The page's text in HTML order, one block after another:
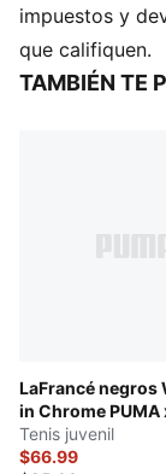
DETALLES
Calce regular
Empeine
impuestos y
que califiquen.
TAMBIÉN TE
LaFrancé negros
in Chrome PUMA
LAMELO BALL
Tenis juvenil
$66.99